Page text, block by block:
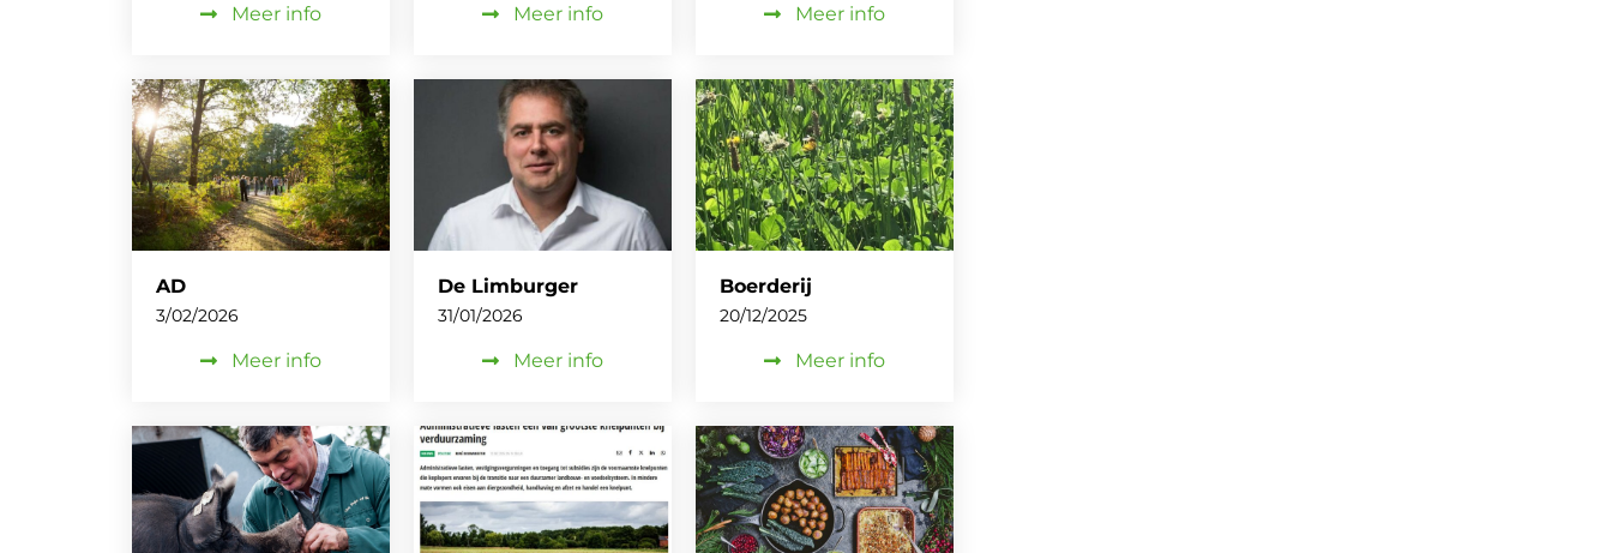
Meer info Meer info Meer info
AD
3/02/2026
Meer info
De Limburger
31/01/2026
Meer info
Boerderij
20/12/2025
Meer info